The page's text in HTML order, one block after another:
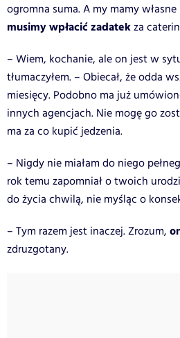
ogromna suma. A my mamy
musimy wpłacić zadatekza
– Wiem, kochanie, ale on jest w
tłumaczyłem. – Obiecał, że odda
miesięcy. Podobno ma już
innych agencjach. Nie mogę go
ma za co kupić jedzenia.
– Nigdy nie miałam do niego
rok temu zapomniał o twoich
do życia chwilą, nie myśląc o
– Tym razem jest inaczej. Zrozum,
zdruzgotany.